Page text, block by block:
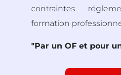
contraintes
formation
"Par un OF et pour